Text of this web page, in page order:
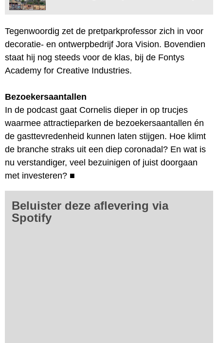
Tegenwoordig zet de pretparkprofessor zich in voor
decoratie- en ontwerpbedrijf Jora Vision. Bovendien
staat hij nog steeds voor de klas, bij de Fontys
Academy for Creative Industries.
Bezoekersaantallen
In de podcast gaat Cornelis dieper in op trucjes
waarmee attractieparken de bezoekersaantallen én
de gasttevredenheid kunnen laten stijgen. Hoe klimt
de branche straks uit een diep coronadal? En wat is
nu verstandiger, veel bezuinigen of juist doorgaan
met investeren? ■
Beluister deze aflevering via
Spotify